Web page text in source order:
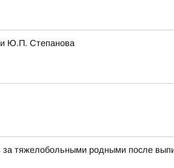
Ю.П. Степанова
тяжелобольными родными после